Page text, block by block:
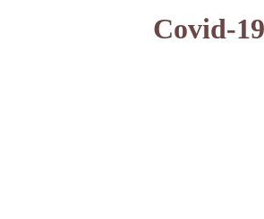
Covid-19